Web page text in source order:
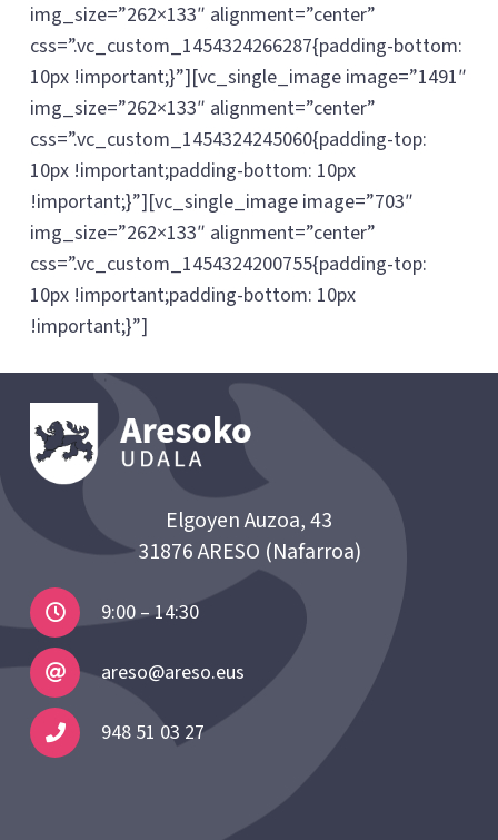
img_size=”262×133″ alignment=”center”
css=”.vc_custom_1454324266287{padding-bottom:
10px !important;}”][vc_single_image image=”1491″
img_size=”262×133″ alignment=”center”
css=”.vc_custom_1454324245060{padding-top:
10px !important;padding-bottom: 10px
!important;}”][vc_single_image image=”703″
img_size=”262×133″ alignment=”center”
css=”.vc_custom_1454324200755{padding-top:
10px !important;padding-bottom: 10px
!important;}”]
Elgoyen Auzoa, 43
31876 ARESO (Nafarroa)
9:00 – 14:30
areso@areso.eus
948 51 03 27